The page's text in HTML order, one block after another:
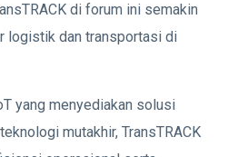
di forum ini semakin
logistik dan transportasi di
yang menyediakan solusi
mutakhir, TransTRACK